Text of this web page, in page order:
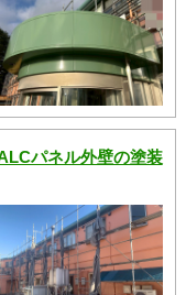
パネル外壁の塗装